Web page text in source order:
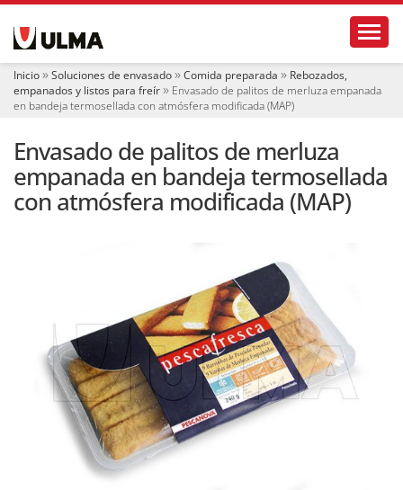
e Inicio Soluciones de envasado Comida preparada
Rebozados,
empanados y listos para freír
Envasado de palitos de merluza empanada
en bandeja termosellada con atmósfera modificada (MAP)
Envasado de palitos de merluza
empanada en bandeja termosellada
con atmósfera modificada (MAP)